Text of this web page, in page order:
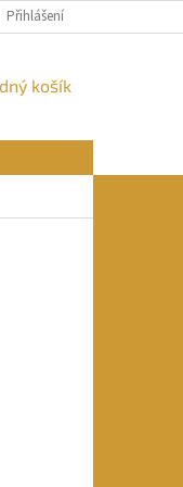
NÁS NAJDETE
Přihlášení
košík